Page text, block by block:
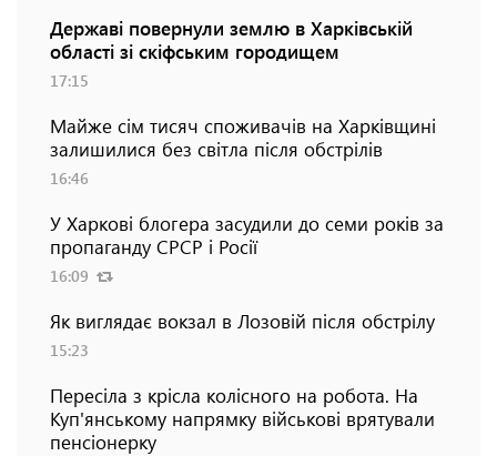
Державі повернули землю в Харківській
області зі скіфським городищем
17:15
Майже сім тисяч споживачів на Харківщині
залишилися без світла після обстрілів
16:46
У Харкові блогера засудили до семи років за
пропаганду СРСР і Росії
16:09
Як виглядає вокзал в Лозовій після обстрілу
15:23
Пересіла з крісла колісного на робота. На
Куп'янському напрямку військові врятували
пенсіонерку